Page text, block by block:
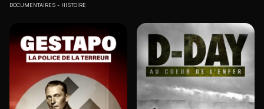
DOCUMENTAIRES HISTOIRE